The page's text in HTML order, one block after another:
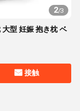
2/3
型 妊娠 抱き枕 ベ
接触